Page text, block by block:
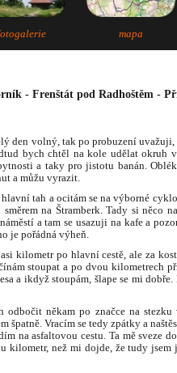
- Frenštát pod Radhoštěm -
den volný, tak po probuzení
bych chtěl na kole udělat okruh
a taky pro jistotu banán.
a můžu vyrazit.
tah a ocitám se na výborné
na Štramberk. Tady si něco
a tam se usazuji na kafe a
je pořádná výheň.
kilometr po hlavní cestě, ale za
stoupat a po dvou kilometrech
a ikdyž stoupám, šlape se mi dobře.
někam po značce na stezku
špatně. Vracím se tedy zpátky a
na asfaltovou cestu. Ta mě sveze
kilometr, než mi dojde, že tudy jsem
mapa